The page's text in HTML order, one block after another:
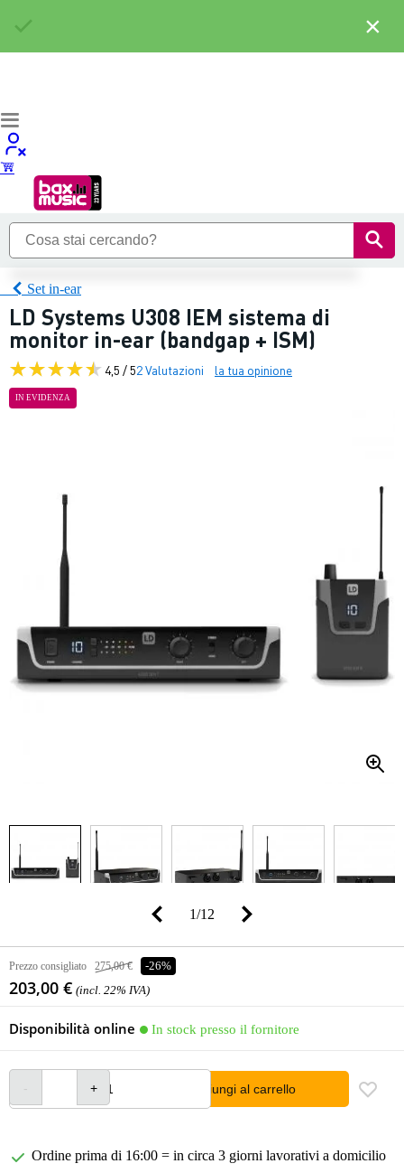
Set in-ear
LD Systems U308 IEM sistema di
monitor in-ear (bandgap + ISM)
4,5 / 52 Valutazioni la tua opinione
IN EVIDENZA
1/12
Prezzo consigliato 275,00 € -26%
203,00 € (incl. 22% IVA)
Disponibilità online In stock presso il fornitore
Aggiungi al carrello
Ordine prima di 16:00 = in circa 3 giorni lavorativi a domicilio
×